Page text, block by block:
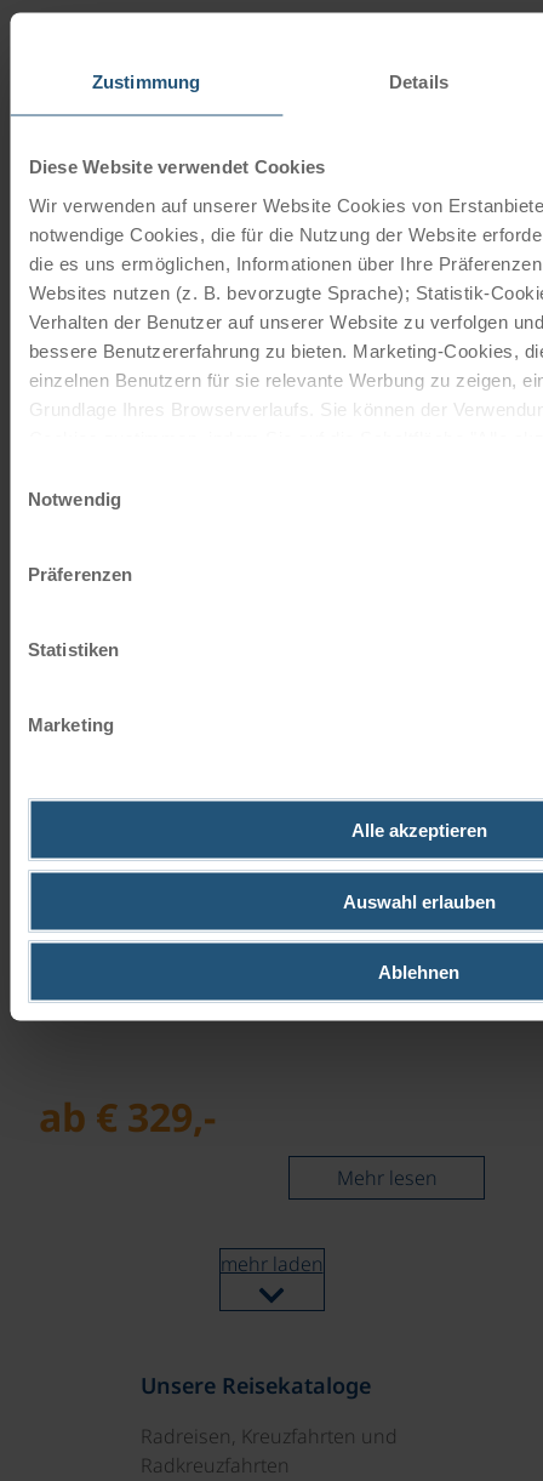
Zustimmung Details
Diese Website verwendet Cookies
Wir verwenden auf unserer Website Cookies von
notwendige Cookies, die für die Nutzung der Website
die es uns ermöglichen, Informationen über Ihre
Websites nutzen (z. B. bevorzugte Sprache); Statistik-
Verhalten der Benutzer auf unserer Website zu verfolgen
bessere Benutzererfahrung zu bieten. Marketing-Cookies,
einzelnen Benutzern für sie relevante Werbung zu zeigen,
Grundlage Ihres Browserverlaufs. Sie können der
Impressum
Notwendig
Präferenzen
Statistiken
Marketing
Alle akzeptieren
Auswahl erlauben
Ablehnen
ab € 575,-
Radreise ab Potsdam in Brandenburg vom
4
Seminaris Seehotel aus - 5 x Übernachtung mit
ab € 329,-
Mehr lesen
mehr laden
Unsere Reisekataloge
Radreisen, Kreuzfahrten und
Radkreuzfahrten